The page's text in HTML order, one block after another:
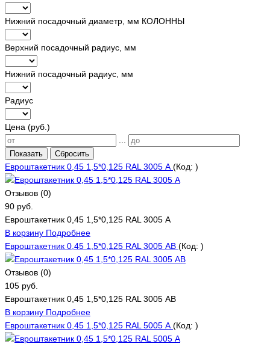
Нижний посадочный диаметр, мм КОЛОННЫ
Верхний посадочный радиус, мм
Нижний посадочный радиус, мм
Радиус
Цена (руб.)
Показать Сбросить
Евроштакетник 0,45 1,5*0,125 RAL 3005 А (Код: )
Отзывов (0)
90 руб.
Евроштакетник 0,45 1,5*0,125 RAL 3005 А
В корзину Подробнее
Евроштакетник 0,45 1,5*0,125 RAL 3005 АВ (Код: )
Отзывов (0)
105 руб.
Евроштакетник 0,45 1,5*0,125 RAL 3005 АВ
В корзину Подробнее
Евроштакетник 0,45 1,5*0,125 RAL 5005 А (Код: )